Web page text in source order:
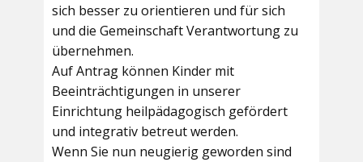
sich besser zu orientieren und für sich
und die Gemeinschaft Verantwortung zu
übernehmen.
Auf Antrag können Kinder mit
Beeinträchtigungen in unserer
Einrichtung heilpädagogisch gefördert
und integrativ betreut werden.
Wenn Sie nun neugierig geworden sind